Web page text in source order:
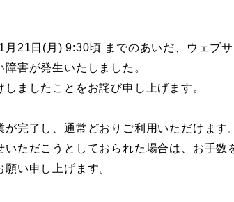
21日(月) 9:30頃 までのあいだ、ウェブ
害が発生いたしました。
ましたことをお詫び申し上げます。
完了し、通常どおりご利用いただけます。
ただこうとしておられた場合は、お手数
い申し上げます。